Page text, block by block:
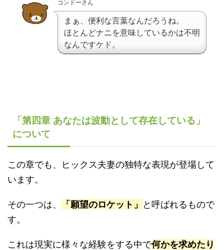
コンドーさん
まぁ、便利な言葉なんだろうね。
ほとんどナニを意味しているかは不明
なんですケド。
「第四章 あなたは波動として存在している」
について
この章でも、ヒックス夫妻の独特な表現が登場して
います。
その一つは、 「願望のロケット」
と呼ばれるもので
す。
これは現実に様々な経験をする中で何かを求めたり